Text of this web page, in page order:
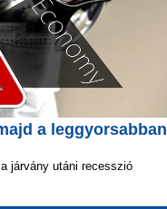
a leggyorsabban
járvány utáni recesszió